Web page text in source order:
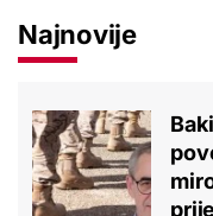
Najnovije